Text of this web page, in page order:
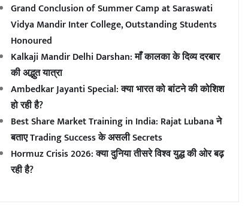
Grand Conclusion of Summer Camp at Saraswati
Vidya Mandir Inter College, Outstanding Students
Honoured
Kalkaji Mandir Delhi Darshan: माँ कालका के दिव्य दरबार
की अद्भुत यात्रा
Ambedkar Jayanti Special: क्या भारत को बांटने की कोशिश
हो रही है?
Best Share Market Training in India: Rajat Lubana ने
बताए Trading Success के असली Secrets
Hormuz Crisis 2026: क्या दुनिया तीसरे विश्व युद्ध की ओर बढ़
रही है?